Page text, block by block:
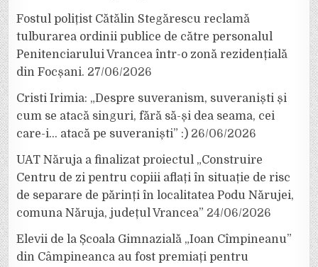
Fostul polițist Cătălin Stegărescu reclamă
tulburarea ordinii publice de către personalul
Penitenciarului Vrancea într-o zonă rezidențială
din Focșani. 27/06/2026
Cristi Irimia: „Despre suveranism, suveraniști și
cum se atacă singuri, fără să-și dea seama, cei
care-i… atacă pe suveraniști” :) 26/06/2026
UAT Năruja a finalizat proiectul „Construire
Centru de zi pentru copiii aflați în situație de risc
de separare de părinți în localitatea Podu Nărujei,
comuna Năruja, județul Vrancea” 24/06/2026
Elevii de la Școala Gimnazială „Ioan Cîmpineanu”
din Câmpineanca au fost premiați pentru